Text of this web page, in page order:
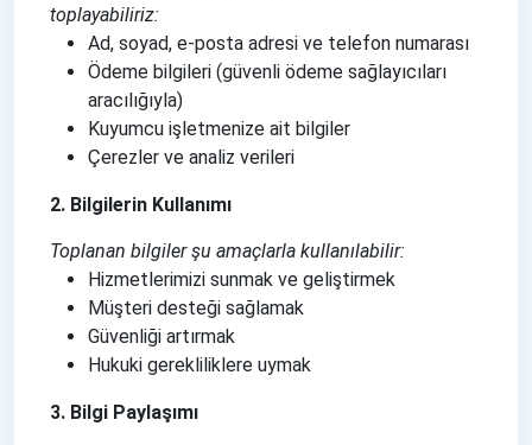
toplayabiliriz:
Ad, soyad, e-posta adresi ve telefon numarası
Ödeme bilgileri (güvenli ödeme sağlayıcıları
aracılığıyla)
Kuyumcu işletmenize ait bilgiler
Çerezler ve analiz verileri
2. Bilgilerin Kullanımı
Toplanan bilgiler şu amaçlarla kullanılabilir:
Hizmetlerimizi sunmak ve geliştirmek
Müşteri desteği sağlamak
Güvenliği artırmak
Hukuki gerekliliklere uymak
3. Bilgi Paylaşımı